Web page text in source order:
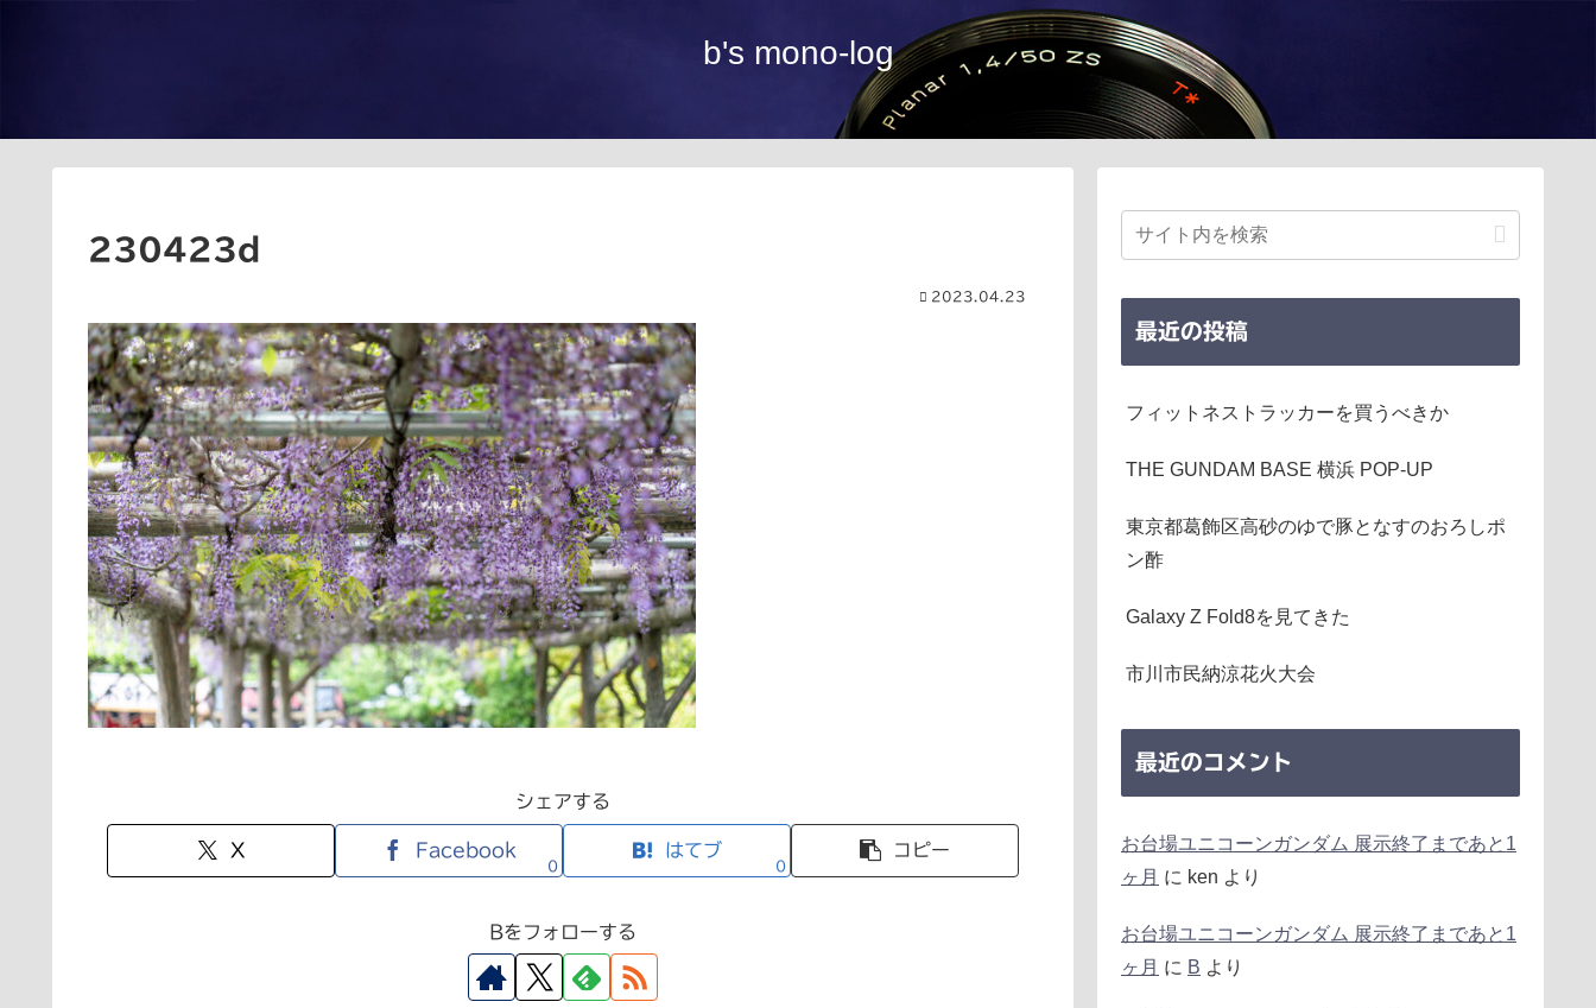
b's mono-log
230423d
2023.04.23
シェアする
X Facebook
0
はてブ
0
コピー
Bをフォローする
最近の投稿
フィットネストラッカーを買うべきか
THE GUNDAM BASE 横浜 POP-UP
東京都葛飾区高砂のゆで豚となすのおろしポ
ン酢
Galaxy Z Fold8を見てきた
市川市民納涼花火大会
最近のコメント
お台場ユニコーンガンダム 展示終了まであと1
ヶ月 に ken より
お台場ユニコーンガンダム 展示終了まであと1
ヶ月 に B より